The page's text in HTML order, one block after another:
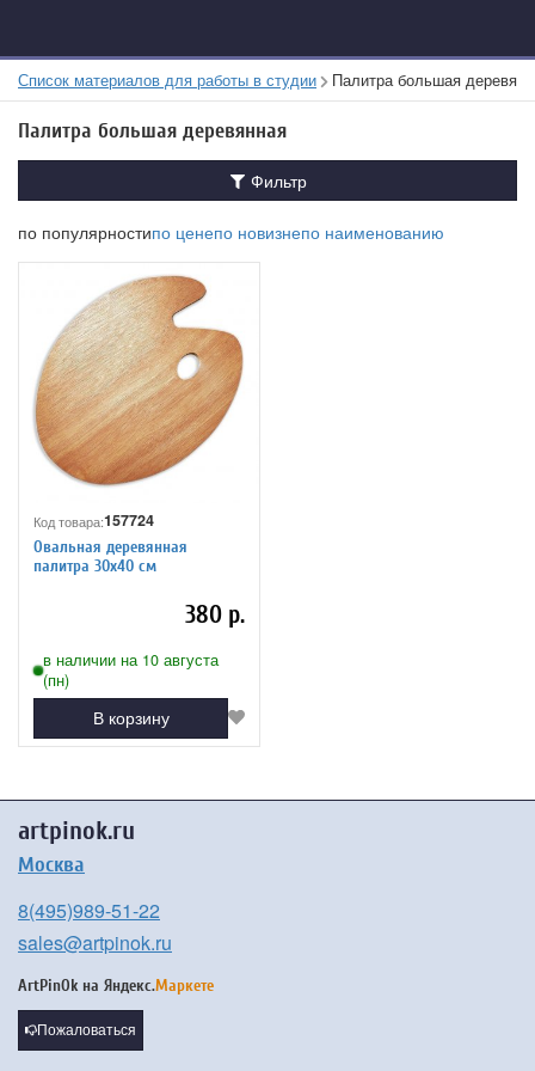
Список материалов для работы в студии Палитра большая
Палитра большая деревянная
Фильтр
по популярностипо ценепо новизнепо наименованию
Код товара:157724
Овальная деревянная
палитра 30х40 см
380 р.
в наличии на 10 августа
(пн)
В корзину
artpinok.ru
Москва
8(495)989-51-22
sales@artpinok.ru
ArtPinOk на Яндекс.Маркете
Пожаловаться